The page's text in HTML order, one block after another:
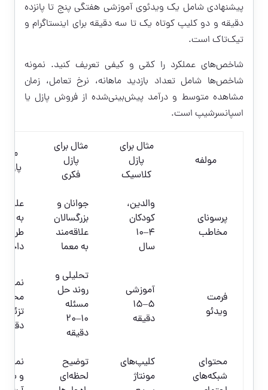
پیشنهادی شامل یک ویدئوی آموزشی هفتگی پنج تا پانزده
دقیقه و دو کلیپ کوتاه یک تا سه دقیقه برای اینستاگرام و
تیک‌تاک است.
شاخص‌های عملکرد را کمّی و کیفی تعریف کنید. نمونه
شاخص‌ها شامل تعداد بازدید ماهانه، نرخ تعامل، زمان
مشاهده متوسط و درآمد پیش‌بینی‌شده از فروش پازل یا
اسپانسرشیپ است.
مولفه
مثال برای
پازل
کلاسیک
مثال برای
پازل
فکری
پازل
پرسونای
مخاطب
والدین،
کودکان
۴–۱۰
سال
جوانان و
بزرگسالان
علاقه‌مند
به معما
به
داخلی
فرمت
ویدئو
آموزشی
۵–۱۵
دقیقه
تحلیلی و
روند حل
مسئله
۱۰–۲۰
دقیقه
دقیقه
محتوای
شبکه‌های
کلیپ‌های
مونتاژ
توضیح
لحظه‌ای
و بعد،